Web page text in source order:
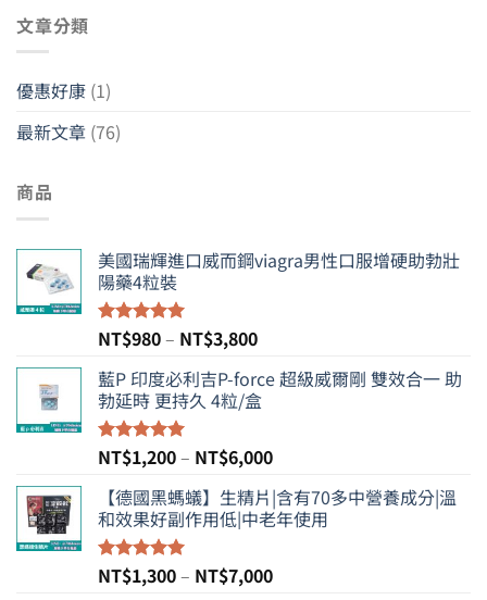
鍵
字:
文章分類
優惠好康 (1)
最新文章 (76)
商品
美國瑞輝進口威而鋼viagra男性口服增硬助勃壯
陽藥4粒裝
評分5.00
滿分 5
NT$980– NT$3,800價
範
圍：
到
NT$3,800
藍P 印度必利吉P-force 超級威爾剛 雙效合一 助
勃延時 更持久 4粒/盒
評分 5.00
滿分 5
NT$1,200– NT$6,000價
範
圍：
到
【德國黑螞蟻】生精片|含有70多中營養成分|溫
和效果好副作用低|中老年使用
評分 5.00
滿分 5
NT$1,300– NT$7,000價